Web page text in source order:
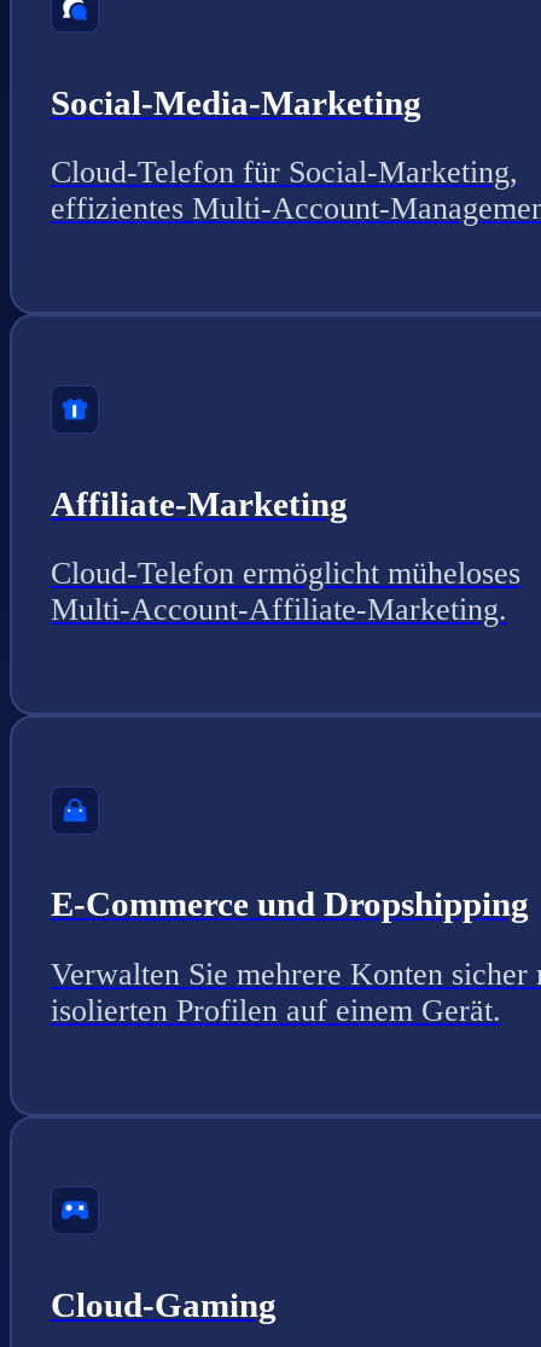
Social-Media-Marketing
Cloud-Telefon für Social-Marketing,
effizientes Multi-Account-
Affiliate-Marketing
Cloud-Telefon ermöglicht müheloses
Multi-Account-Affiliate-Marketing.
E-Commerce und Dropshipping
Verwalten Sie mehrere Konten sicher
isolierten Profilen auf einem Gerät.
Cloud-Gaming